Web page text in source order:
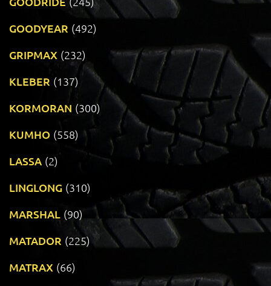
GOODYEAR (492)
GRIPMAX (232)
KLEBER (137)
KORMORAN (300)
KUMHO (558)
LASSA (2)
LINGLONG (310)
MARSHAL (90)
MATADOR (225)
MATRAX (66)